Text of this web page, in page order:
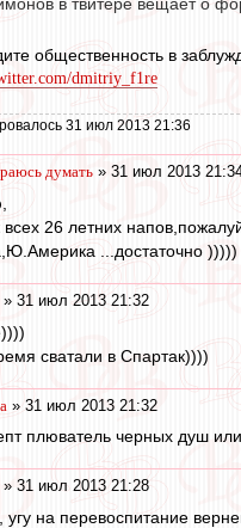
в твитере вещает о
общественность в
dmitriy_f1re
31 июл 2013 21:36
думать » 31 июл 2013
26 летних
...достаточно )))))
» 31 июл 2013 21:32
сватали в Спартак))))
» 31 июл 2013 21:32
плюватель черных душ
» 31 июл 2013 21:28
угу на перевоспитание